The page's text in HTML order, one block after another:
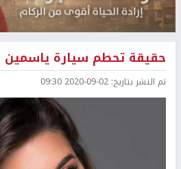
حقيقة تحطم سيارة ياسمين
تم النشر بتاريخ: 2020-09-02 09:30